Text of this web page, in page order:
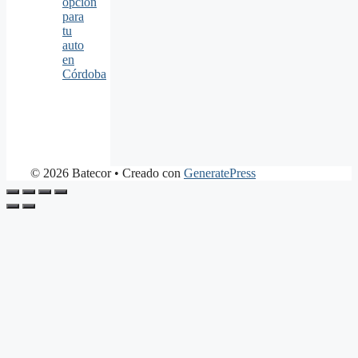
para
tu
auto
en
Córdoba
© 2026 Batecor• Creado con GeneratePress